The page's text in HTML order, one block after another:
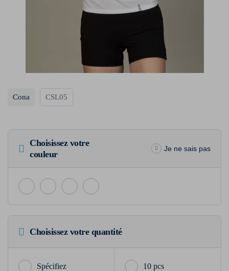
Cona CSL05
Choisissez votre
couleur
Je ne sais pas
Choisissez votre quantité
10 pcs